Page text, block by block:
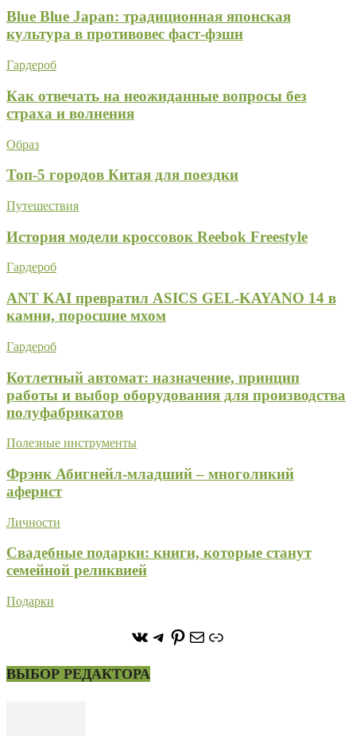
Blue Blue Japan: традиционная японская
культура в противовес фаст-фэшн
Гардероб
Как отвечать на неожиданные вопросы без
страха и волнения
Образ
Топ-5 городов Китая для поездки
Путешествия
История модели кроссовок Reebok Freestyle
Гардероб
ANT KAI превратил ASICS GEL-KAYANO 14 в
камни, поросшие мхом
Гардероб
Котлетный автомат: назначение, принцип
работы и выбор оборудования для производства
полуфабрикатов
Полезные инструменты
Фрэнк Абигнейл-младший – многоликий
аферист
Личности
Свадебные подарки: книги, которые станут
семейной реликвией
Подарки
https://vk.com/
https://t.me/stoneforest
https://
ПочтаСсылка
ВЫБОР РЕДАКТОРА